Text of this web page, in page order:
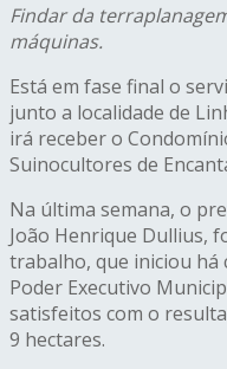
Findar da
máquinas.
Está em fase final o
junto a localidade de
irá receber o
Suinocultores de
Na última semana, o
João Henrique Dullius,
trabalho, que iniciou há
Poder Executivo
satisfeitos com o
9 hectares.